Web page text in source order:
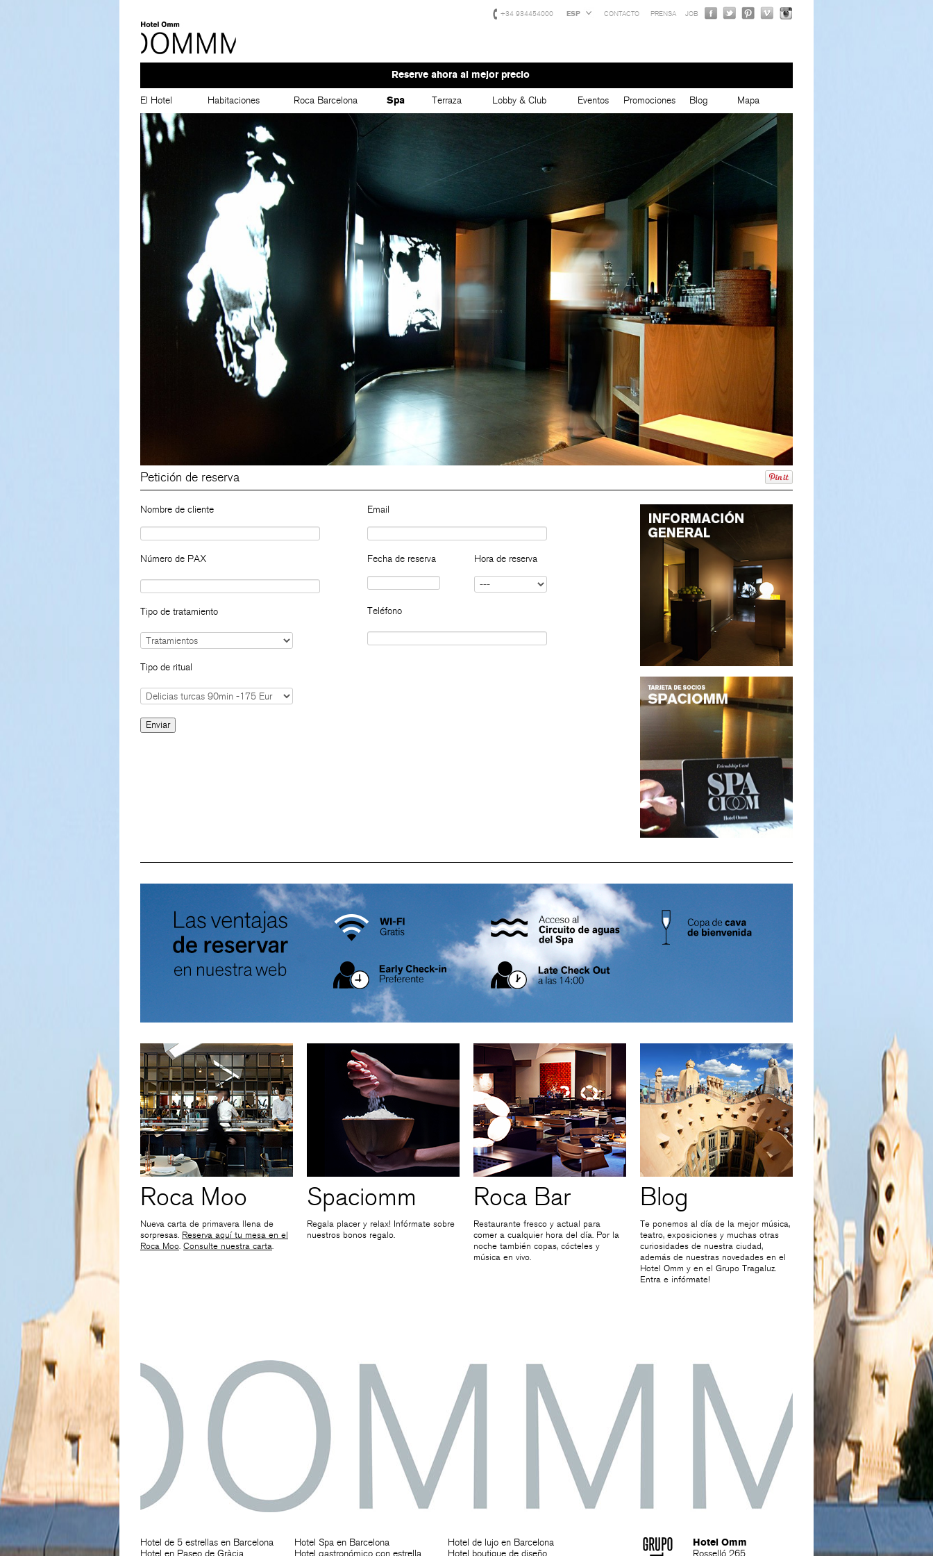
+34 934454000 ESP CONTACTO PRENSA JOB
Reserve ahora al mejor precio
El Hotel Habitaciones Roca Barcelona Spa Terraza Lobby & Club Eventos Promociones Blog Mapa
Petición de reserva
Nombre de cliente
Número de PAX
Tipo de tratamiento
Tipo de ritual
Email
Fecha de reserva Hora de reserva
Teléfono
Roca Moo
Nueva carta de primavera llena de
sorpresas. Reserva aquí tu mesa en el
Roca Moo. Consulte nuestra carta.
Spaciomm
Regala placer y relax! Infórmate sobre
nuestros bonos regalo.
Roca Bar
Restaurante fresco y actual para
comer a cualquier hora del día. Por la
noche también copas, cócteles y
música en vivo.
Blog
Te ponemos al día de la mejor música,
teatro, exposiciones y muchas otras
curiosidades de nuestra ciudad,
además de nuestras novedades en el
Hotel Omm y en el Grupo Tragaluz.
Entra e infórmate!
Hotel de 5 estrellas en Barcelona
Hotel en Paseo de Gràcia
Hotel Spa en Barcelona
Hotel gastronómico con estrella
Hotel de lujo en Barcelona
Hotel boutique de diseño
Hotel Omm
Rosselló 265